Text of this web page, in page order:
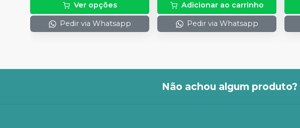
Ver opções
Pedir via Whatsapp
Adicionar ao carrinho
Pedir via Whatsapp
Não achou algum produto?